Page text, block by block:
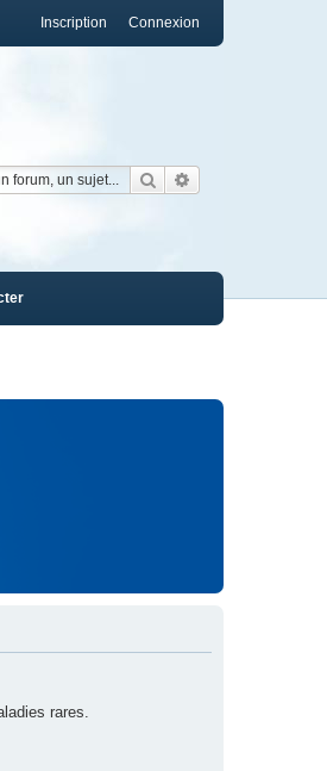
Connexion
Inscription
Rechercher
rares.